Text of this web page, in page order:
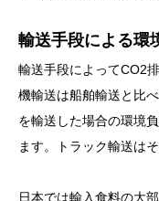
輸送手段による環
輸送手段によってCO2
機輸送は船舶輸送と比
を輸送した場合の環境
ます。トラック輸送は
日本では輸入食料の大